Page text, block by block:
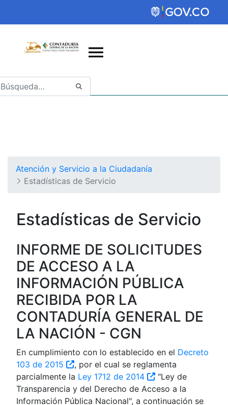
Atención y Servicio a la Ciudadanía
Estadísticas de Servicio
Estadísticas de Servicio
INFORME DE SOLICITUDES
DE ACCESO A LA
INFORMACIÓN PÚBLICA
RECIBIDA POR LA
CONTADURÍA GENERAL DE
LA NACIÓN - CGN
En cumplimiento con lo establecido en el Decreto
103 de 2015
, por el cual se reglamenta
parcialmente la Ley 1712 de 2014
"Ley de
Transparencia y del Derecho de Acceso a la
Información Pública Nacional", a continuación se